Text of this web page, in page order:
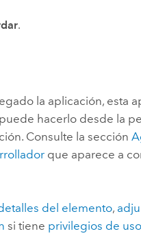
.
la aplicación, esta
hacerlo desde la
Consulte la sección
que aparece a
del elemento,
si tiene privilegios de